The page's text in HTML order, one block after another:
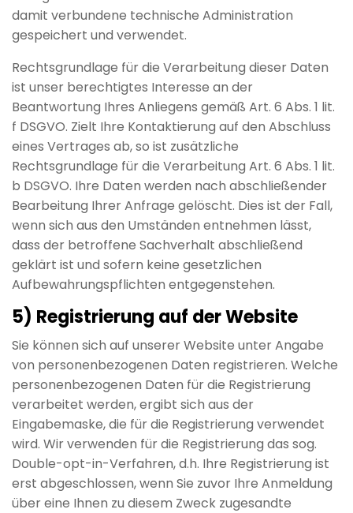
damit verbundene technische Administration
gespeichert und verwendet.
Rechtsgrundlage für die Verarbeitung dieser Daten
ist unser berechtigtes Interesse an der
Beantwortung Ihres Anliegens gemäß Art. 6 Abs. 1 lit.
f DSGVO. Zielt Ihre Kontaktierung auf den Abschluss
eines Vertrages ab, so ist zusätzliche
Rechtsgrundlage für die Verarbeitung Art. 6 Abs. 1 lit.
b DSGVO. Ihre Daten werden nach abschließender
Bearbeitung Ihrer Anfrage gelöscht. Dies ist der Fall,
wenn sich aus den Umständen entnehmen lässt,
dass der betroffene Sachverhalt abschließend
geklärt ist und sofern keine gesetzlichen
Aufbewahrungspflichten entgegenstehen.
5) Registrierung auf der Website
Sie können sich auf unserer Website unter Angabe
von personenbezogenen Daten registrieren. Welche
personenbezogenen Daten für die Registrierung
verarbeitet werden, ergibt sich aus der
Eingabemaske, die für die Registrierung verwendet
wird. Wir verwenden für die Registrierung das sog.
Double-opt-in-Verfahren, d.h. Ihre Registrierung ist
erst abgeschlossen, wenn Sie zuvor Ihre Anmeldung
über eine Ihnen zu diesem Zweck zugesandte